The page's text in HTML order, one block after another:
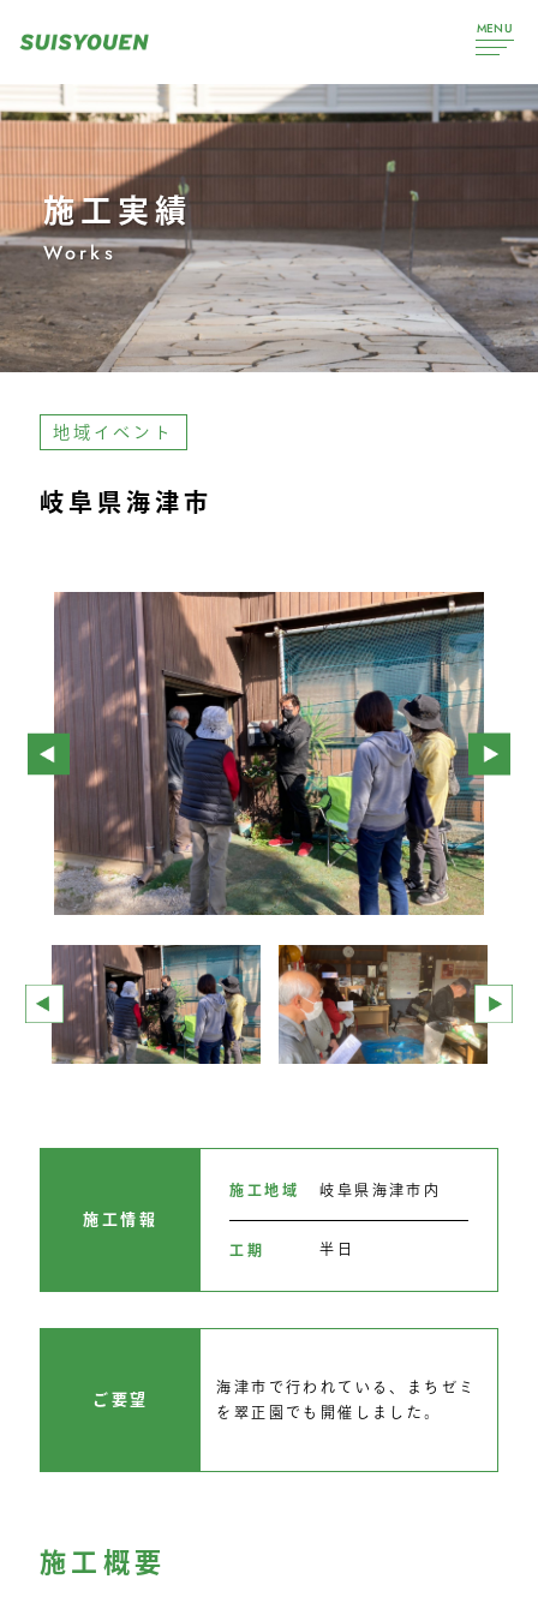
MENU
施工実績
Works
地域イベント
岐阜県海津市
施工情報
施工地域 岐阜県海津市内
工期 半日
ご要望
海津市で行われている、まちゼミ
を翠正園でも開催しました。
施工概要